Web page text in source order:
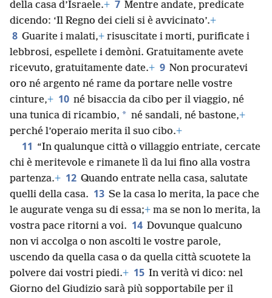
della casa d’Israele.+ 7 Mentre andate, predicate
dicendo: ‘Il Regno dei cieli si è avvicinato’.+
8 Guarite i malati,+ risuscitate i morti, purificate i
lebbrosi, espellete i demòni. Gratuitamente avete
ricevuto, gratuitamente date.+ 9 Non procuratevi
oro né argento né rame da portare nelle vostre
cinture,+ 10 né bisaccia da cibo per il viaggio, né
una tunica di ricambio, * né sandali, né bastone,+
perché l’operaio merita il suo cibo.+
11 “In qualunque città o villaggio entriate, cercate
chi è meritevole e rimanete lì da lui fino alla vostra
partenza.+ 12 Quando entrate nella casa, salutate
quelli della casa. 13 Se la casa lo merita, la pace che
le augurate venga su di essa;+ ma se non lo merita, la
vostra pace ritorni a voi. 14 Dovunque qualcuno
non vi accolga o non ascolti le vostre parole,
uscendo da quella casa o da quella città scuotete la
polvere dai vostri piedi.+ 15 In verità vi dico: nel
Giorno del Giudizio sarà più sopportabile per il